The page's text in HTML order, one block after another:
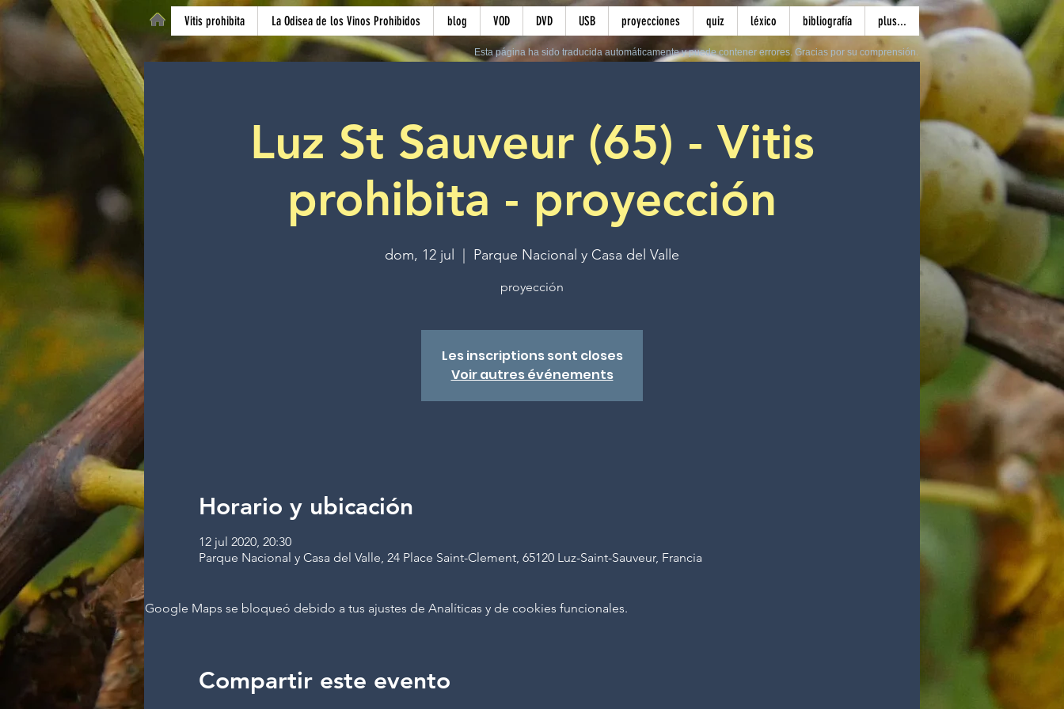
Vitis prohibita La Odisea de los Vinos Prohibidos blog VOD DVD USB proyecciones quiz léxico bibliografía plus...
Esta página ha sido traducida automáticamente y puede contener errores. Gracias por su comprensión.
Luz St Sauveur (65) - Vitis
prohibita - proyección
dom, 12 jul Parque Nacional y Casa del Valle
Les inscriptions sont closes
Voir autres événements
Horario y ubicación
12 jul 2020, 20:30
Parque Nacional y Casa del Valle, 24 Place Saint-Clement, 65120 Luz-Saint-Sauveur, Francia
Google Maps se bloqueó debido a tus ajustes de Analíticas y de cookies funcionales.
Compartir este evento